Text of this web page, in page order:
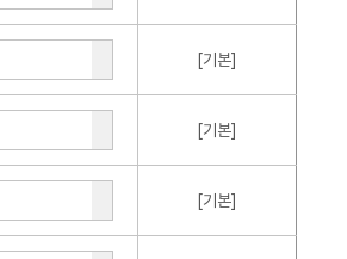
[기본]
[기본]
[기본]